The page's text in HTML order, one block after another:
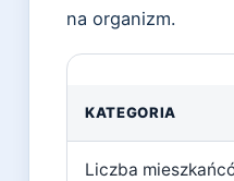
na organizm.
KATEGORIA
Liczba